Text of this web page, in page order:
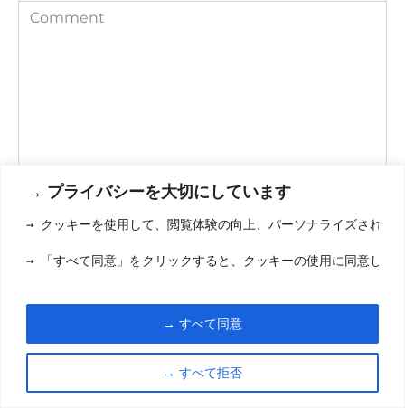
→ プライバシーを大切にしています
→ クッキーを使用して、閲覧体験の向上、パーソナライズされた
→ 「すべて同意」をクリックすると、クッキーの使用に同意した
→ すべて拒否
→ すべて同意
Comment
next time I comment.
利用規約(りようきやく